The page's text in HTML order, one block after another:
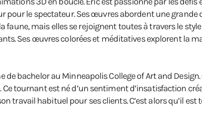
le spectateur. Ses œuvres abordent une grande
mais elles se rejoignent toutes à travers le
Ses œuvres colorées et méditatives explorent la
bachelor au Minneapolis College of Art and Design.
tournant est né d’un sentiment d’insatisfaction
travail habituel pour ses clients. C’est alors qu’il